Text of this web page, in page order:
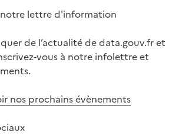
lettre d'information
de l’actualité de data.gouv.fr et
vous à notre infolettre et
nos prochains évènements